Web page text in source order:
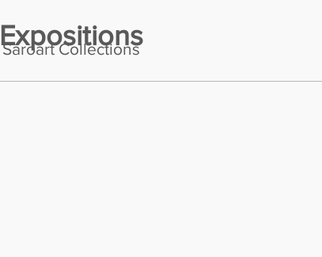
Saroart Collections
Expositions